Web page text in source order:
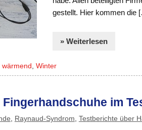
gestellt. Hier kommen die
» Weiterlesen
,wärmend ,Winter
im
Raynaud-Syndrom Testberichte über